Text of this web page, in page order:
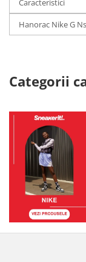
Caracteristici
Hanorac Nike G
Categorii